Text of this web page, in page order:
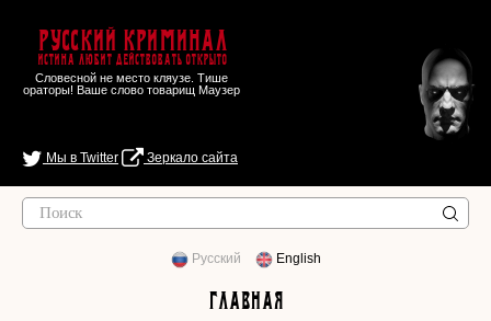
Русский Криминал
Истина любит действовать открыто
Словесной не место кляузе. Тише
ораторы! Ваше слово товарищ Маузер
Мы в Twitter Зеркало сайта
Русский English
Главная